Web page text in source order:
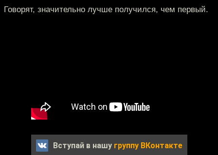
Говорят, значительно лучше получился, чем первый.
Вступай в нашу группу ВКонтакте